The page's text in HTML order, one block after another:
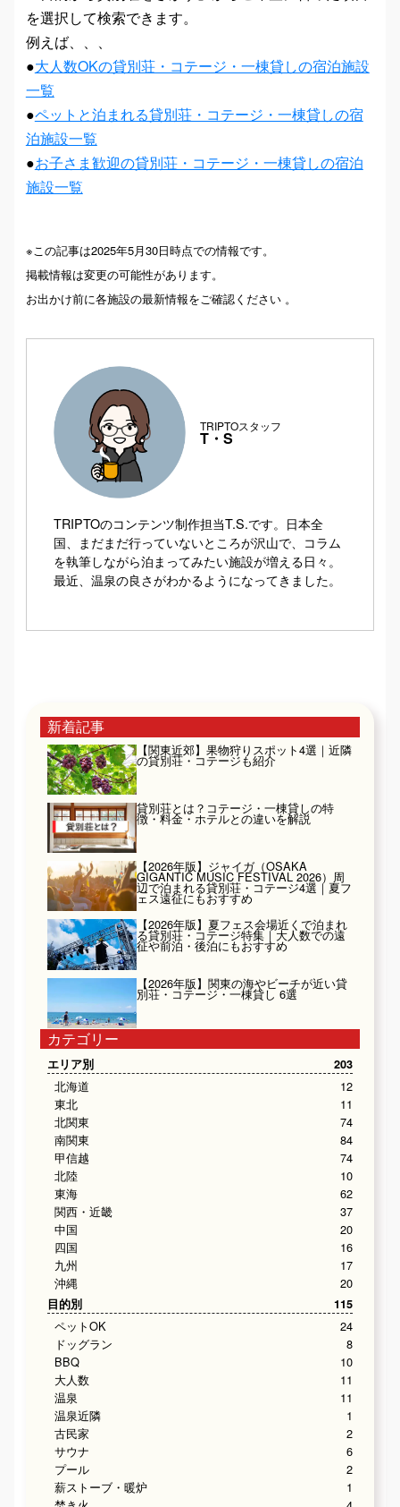
を選択して検索できます。
例えば、、、
●大人数OKの貸別荘・コテージ・一棟貸しの宿泊施設
一覧
●ペットと泊まれる貸別荘・コテージ・一棟貸しの宿
泊施設一覧
●お子さま歓迎の貸別荘・コテージ・一棟貸しの宿泊
施設一覧
※この記事は2025年5月30日時点での情報です。
掲載情報は変更の可能性があります。
お出かけ前に各施設の最新情報をご確認ください 。
TRIPTOスタッフ
T・S
TRIPTOのコンテンツ制作担当T.S.です。日本全
国、まだまだ行っていないところが沢山で、コラム
を執筆しながら泊まってみたい施設が増える日々。
最近、温泉の良さがわかるようになってきました。
新着記事
【関東近郊】果物狩りスポット4選｜近隣
の貸別荘・コテージも紹介
貸別荘とは？コテージ・一棟貸しの特
徴・料金・ホテルとの違いを解説
【2026年版】ジャイガ（OSAKA
GIGANTIC MUSIC FESTIVAL 2026）周
辺で泊まれる貸別荘・コテージ4選｜夏フ
ェス遠征にもおすすめ
【2026年版】夏フェス会場近くで泊まれ
る貸別荘・コテージ特集｜大人数での遠
征や前泊・後泊にもおすすめ
【2026年版】関東の海やビーチが近い貸
別荘・コテージ・一棟貸し 6選
カテゴリー
エリア別 203
北海道
12
東北
11
北関東
74
南関東
84
甲信越
74
北陸
10
東海
62
関西・近畿
37
中国
20
四国
16
九州
17
沖縄
20
目的別 115
ペットOK
24
ドッグラン
8
BBQ
10
大人数
11
温泉
11
温泉近隣
1
古民家
2
サウナ
6
プール
2
薪ストーブ・暖炉
1